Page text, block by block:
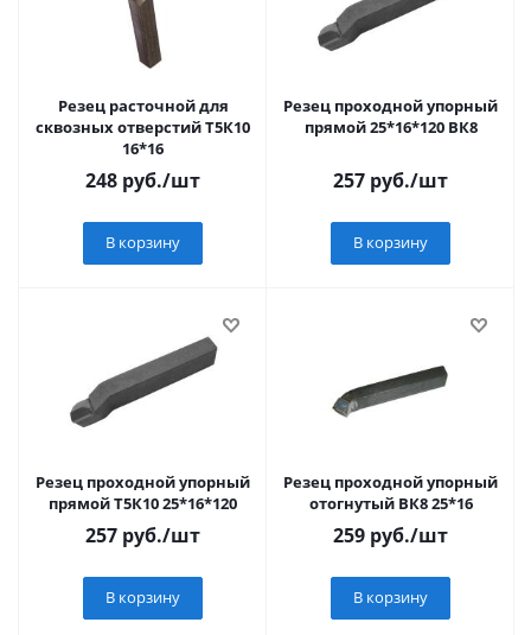
Резец расточной для
сквозных отверстий Т5К10
16*16
248 руб./шт
В корзину
Резец проходной упорный
прямой 25*16*120 ВК8
257 руб./шт
В корзину
Резец проходной упорный
прямой Т5К10 25*16*120
257 руб./шт
В корзину
Резец проходной упорный
отогнутый ВК8 25*16
259 руб./шт
В корзину